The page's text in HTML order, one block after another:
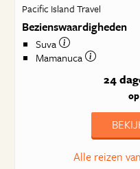
Pacific Island Travel
Bezienswaardigheden
Suva
Mamanuca
24
Alle reizen